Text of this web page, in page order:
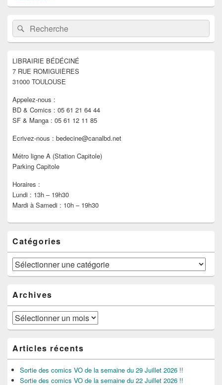
Zone
principale
de
widget
barre
latérale
Recherche :Rechercher
LIBRAIRIE BÉDÉCINÉ
7 RUE ROMIGUIÈRES
31000 TOULOUSE
Appelez-nous :
BD & Comics : 05 61 21 64 44
SF & Manga : 05 61 12 11 85
Ecrivez-nous : bedecine@canalbd.net
Métro ligne A (Station Capitole)
Parking Capitole
Horaires :
Lundi : 13h – 19h30
Mardi à Samedi : 10h – 19h30
Catégories
Catégories
Archives
Archives
Articles récents
Sortie des comics VO de la semaine du 29 Juillet 2026 !!
Sortie des comics VO de la semaine du 22 Juillet 2026 !!